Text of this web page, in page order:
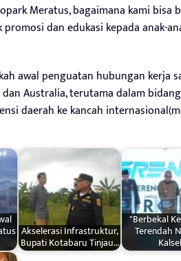
Meratus, bagaimana kami bisa
dan edukasi kepada anak-
awal penguatan hubungan kerja
Australia, terutama dalam
daerah ke kancah
Akselerasi Infrastruktur,
Bupati Kotabaru Tinjau…
"Berbekal
Terendah